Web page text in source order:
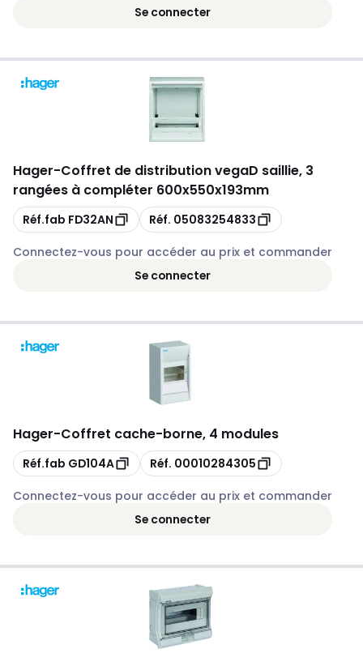
Se connecter
Hager-Coffret de distribution vegaD saillie, 3
rangées à compléter 600x550x193mm
Copie
Réf.fab FD32AN Copie
Réf. 05083254833
Connectez-vous pour accéder au prix et commander
Se connecter
Hager-Coffret cache-borne, 4 modules
Copie
Réf.fab GD104A Copie
Réf. 00010284305
Connectez-vous pour accéder au prix et commander
Se connecter